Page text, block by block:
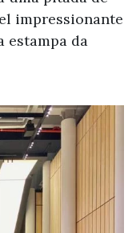
impressionante
estampa da